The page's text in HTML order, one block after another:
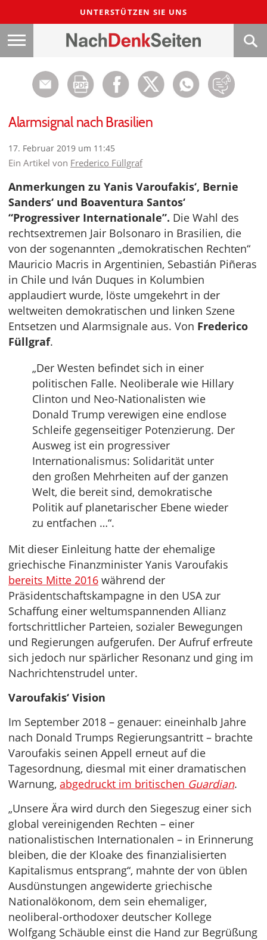
UNTERSTÜTZEN SIE UNS
Alarmsignal nach Brasilien
17. Februar 2019 um 11:45
Ein Artikel von Frederico Füllgraf
Anmerkungen zu Yanis Varoufakis‘, Bernie
Sanders‘ und Boaventura Santos‘
“Progressiver Internationale”. Die Wahl des
rechtsextremen Jair Bolsonaro in Brasilien, die
von der sogenannten „demokratischen Rechten“
Mauricio Macris in Argentinien, Sebastián Piñeras
in Chile und Iván Duques in Kolumbien
applaudiert wurde, löste umgekehrt in der
weltweiten demokratischen und linken Szene
Entsetzen und Alarmsignale aus. Von Frederico
Füllgraf.
„Der Westen befindet sich in einer
politischen Falle. Neoliberale wie Hillary
Clinton und Neo-Nationalisten wie
Donald Trump verewigen eine endlose
Schleife gegenseitiger Potenzierung. Der
Ausweg ist ein progressiver
Internationalismus: Solidarität unter
den großen Mehrheiten auf der ganzen
Welt, die bereit sind, demokratische
Politik auf planetarischer Ebene wieder
zu entfachen …“.
Mit dieser Einleitung hatte der ehemalige
griechische Finanzminister Yanis Varoufakis
bereits Mitte 2016 während der
Präsidentschaftskampagne in den USA zur
Schaffung einer weltumspannenden Allianz
fortschrittlicher Parteien, sozialer Bewegungen
und Regierungen aufgerufen. Der Aufruf erfreute
sich jedoch nur spärlicher Resonanz und ging im
Nachrichtenstrudel unter.
Varoufakis‘ Vision
Im September 2018 – genauer: eineinhalb Jahre
nach Donald Trumps Regierungsantritt – brachte
Varoufakis seinen Appell erneut auf die
Tagesordnung, diesmal mit einer dramatischen
Warnung, abgedruckt im britischen Guardian.
„Unsere Ära wird durch den Siegeszug einer sich
global vereinigenden Rechten – einer
nationalistischen Internationalen – in Erinnerung
bleiben, die der Kloake des finanzialisierten
Kapitalismus entsprang“, mahnte der von üblen
Ausdünstungen angewiderte griechische
Nationalökonom, dem sein ehemaliger,
neoliberal-orthodoxer deutscher Kollege
Wolfgang Schäuble einst die Hand zur Begrüßung